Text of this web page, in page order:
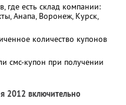
где есть склад компании:
Анапа, Воронеж, Курск,
количество купонов
смс-купон при получении
2012 включительно